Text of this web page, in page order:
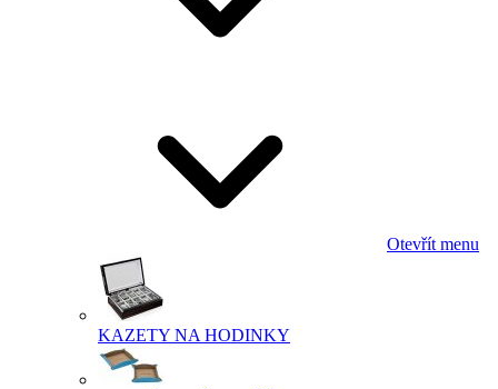
Otevřít menu
KAZETY NA HODINKY